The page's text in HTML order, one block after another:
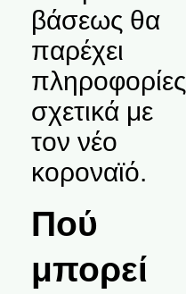
βάσεως θα
παρέχει
πληροφορίες
σχετικά με
τον νέο
κοροναϊό.
Πού
μπορεί